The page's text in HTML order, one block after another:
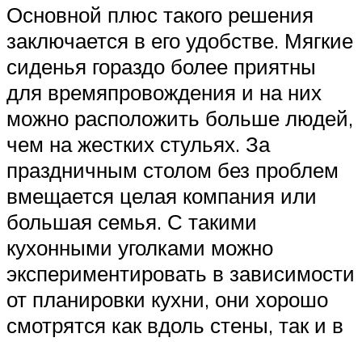
Основной плюс такого решения
заключается в его удобстве. Мягкие
сиденья гораздо более приятны
для времяпровождения и на них
можно расположить больше людей,
чем на жестких стульях. За
праздничным столом без проблем
вмещается целая компания или
большая семья. С такими
кухонными уголками можно
экспериментировать в зависимости
от планировки кухни, они хорошо
смотрятся как вдоль стены, так и в